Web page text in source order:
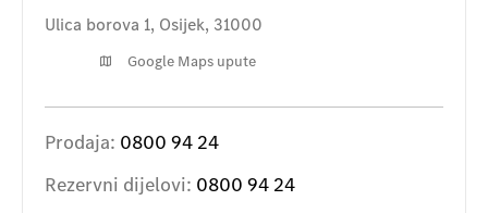
Ulica borova 1, Osijek, 31000
Google Maps upute
Prodaja: 0800 94 24
Rezervni dijelovi: 0800 94 24